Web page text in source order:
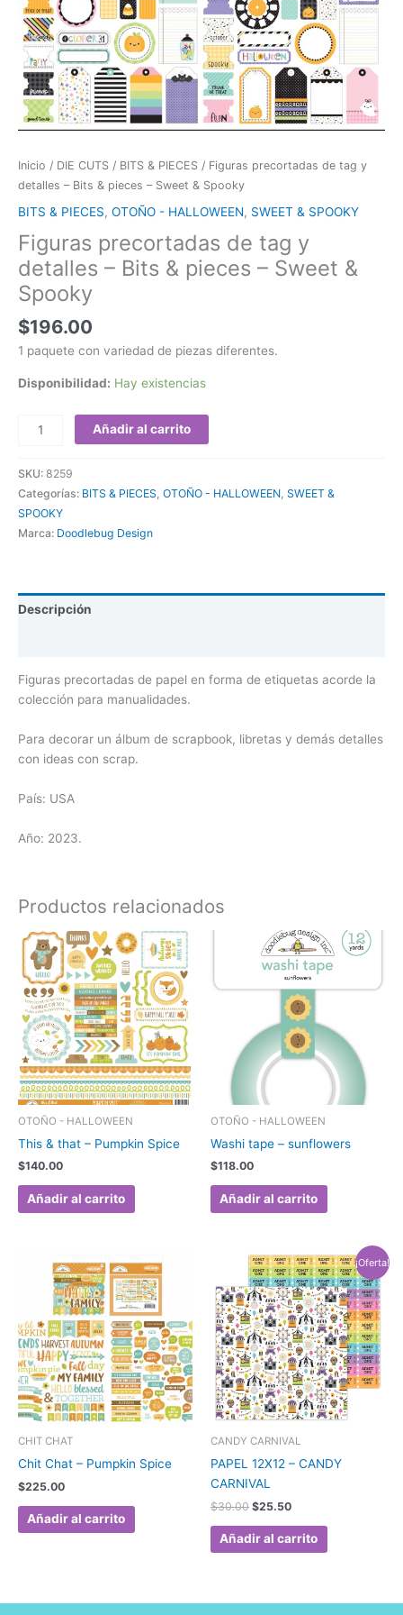
Inicio / DIE CUTS / BITS & PIECES / Figuras precortadas de tag y
detalles – Bits & pieces – Sweet & Spooky
BITS & PIECES, OTOÑO - HALLOWEEN, SWEET & SPOOKY
Figuras precortadas de tag y
detalles – Bits & pieces – Sweet &
Spooky
$196.00
1 paquete con variedad de piezas diferentes.
Disponibilidad: Hay existencias
Sweet
&
Spooky
cantidad
Añadir al carrito
SKU: 8259
Categorías: BITS & PIECES, OTOÑO - HALLOWEEN, SWEET &
SPOOKY
Marca: Doodlebug Design
Descripción
Figuras precortadas de papel en forma de etiquetas acorde la
colección para manualidades.
Para decorar un álbum de scrapbook, libretas y demás detalles
con ideas con scrap.
País: USA
Año: 2023.
Productos relacionados
OTOÑO - HALLOWEEN
This & that – Pumpkin Spice
$140.00
Añadir al carrito
OTOÑO - HALLOWEEN
Washi tape – sunflowers
$118.00
Añadir al carrito
CHIT CHAT
Chit Chat – Pumpkin Spice
$225.00
Añadir al carrito
¡Oferta!
CANDY CARNIVAL
PAPEL 12X12 – CANDY
CARNIVAL
$30.00
El
precio
original
era:
$30.00.
$25.50
El
precio
actual
es:
$25.50.
Añadir al carrito